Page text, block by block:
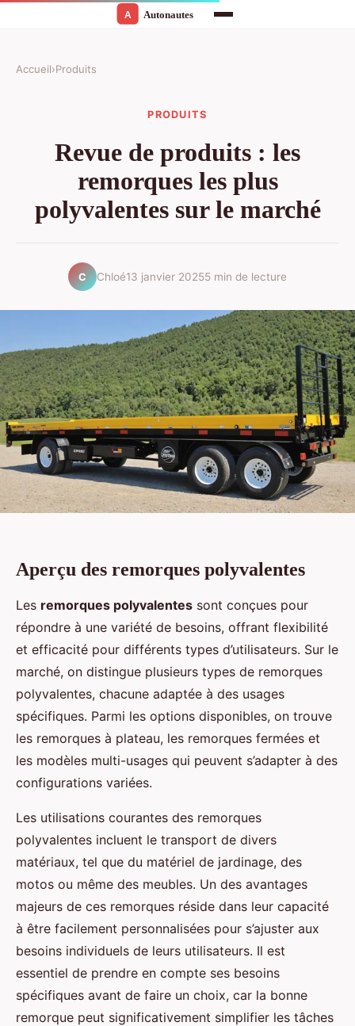
Accueil›Produits
PRODUITS
Revue de produits : les
remorques les plus
polyvalentes sur le marché
C Chloé13 janvier 20255 min de lecture
Aperçu des remorques polyvalentes
Les remorques polyvalentes sont conçues pour
répondre à une variété de besoins, offrant flexibilité
et efficacité pour différents types d’utilisateurs. Sur le
marché, on distingue plusieurs types de remorques
polyvalentes, chacune adaptée à des usages
spécifiques. Parmi les options disponibles, on trouve
les remorques à plateau, les remorques fermées et
les modèles multi-usages qui peuvent s’adapter à des
configurations variées.
Les utilisations courantes des remorques
polyvalentes incluent le transport de divers
matériaux, tel que du matériel de jardinage, des
motos ou même des meubles. Un des avantages
majeurs de ces remorques réside dans leur capacité
à être facilement personnalisées pour s’ajuster aux
besoins individuels de leurs utilisateurs. Il est
essentiel de prendre en compte ses besoins
spécifiques avant de faire un choix, car la bonne
remorque peut significativement simplifier les tâches